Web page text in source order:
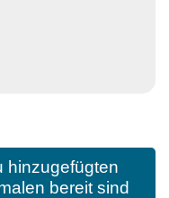
hinzugefügten
bereit sind